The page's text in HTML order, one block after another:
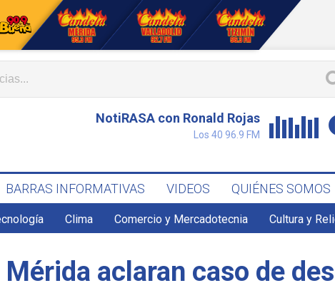
NotiRASA con Ronald Rojas
Los 40 96.9 FM
BARRAS INFORMATIVAS VIDEOS QUIÉNES SOMOS
Clima Comercio y Mercadotecnia Cultura y
aclaran caso de